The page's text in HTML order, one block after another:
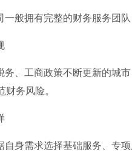
一般拥有完整的财务服务团
务、工商政策不断更新的城
财务风险。
自身需求选择基础服务、专